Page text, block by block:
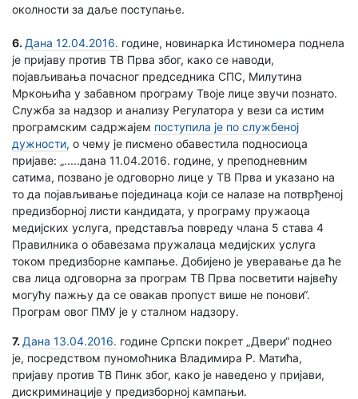
околности за даље поступање.
6. Дана 12.04.2016. године, новинарка Истиномера поднела
је пријаву против ТВ Прва због, како се наводи,
појављивања почасног председника СПС, Милутина
Мркоњића у забавном програму Твоје лице звучи познато.
Служба за надзор и анализу Регулатора у вези са истим
програмским садржајем поступила је по службеној
дужности, о чему је писмено обавестила подносиоца
пријаве: „.....дана 11.04.2016. године, у преподневним
сатима, позвано је одговорно лице у ТВ Прва и указано на
то да појављивање појединаца који се налазе на потврђеној
предизборној листи кандидата, у програму пружаоца
медијских услуга, представља повреду члана 5 става 4
Правилника о обавезама пружалаца медијских услуга
током предизборне кампање. Добијено је уверавање да ће
сва лица одговорна за програм ТВ Прва посветити највећу
могућу пажњу да се овакав пропуст више не понови“.
Програм овог ПМУ је у сталном надзору.
7. Дана 13.04.2016. године Српски покрет „Двери“ поднео
је, посредством пуномоћника Владимира Р. Матића,
пријаву против ТВ Пинк због, како је наведено у пријави,
дискриминације у предизборној кампањи.